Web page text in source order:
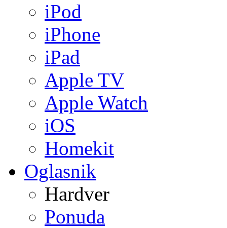
iPod
iPhone
iPad
Apple TV
Apple Watch
iOS
Homekit
Oglasnik
Hardver
Ponuda